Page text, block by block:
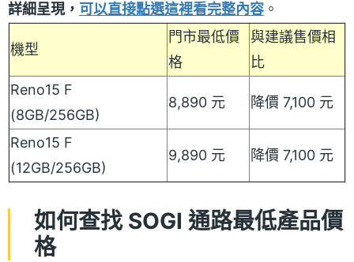
詳細呈現， 可以直接點選這裡看完整內容 。
機型
門市最低價
格
與建議售價相
比
Reno15 F
(8GB/256GB)
8,890 元 降價 7,100 元
Reno15 F
(12GB/256GB)
9,890 元 降價 7,100 元
如何查找 SOGI 通路最低產品價
格